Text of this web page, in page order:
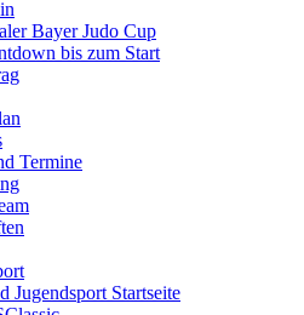
Bayer Judo Cup
bis zum Start
Termine
Jugendsport Startseite